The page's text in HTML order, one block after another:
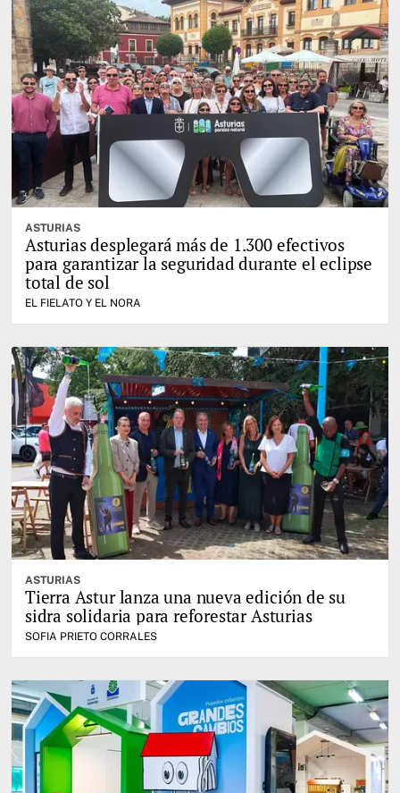
ASTURIAS
Asturias desplegará más de 1.300 efectivos
para garantizar la seguridad durante el eclipse
total de sol
EL FIELATO Y EL NORA
ASTURIAS
Tierra Astur lanza una nueva edición de su
sidra solidaria para reforestar Asturias
SOFIA PRIETO CORRALES